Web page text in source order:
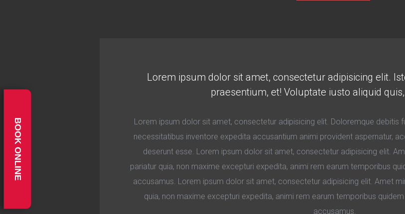
Lorem ipsum dolor sit amet, consectetur adipisicing elit.
praesentium, et! Voluptate iusto aliquid
Lorem ipsum dolor sit amet, consectetur adipisicing elit. Doloremque debitis
necessitatibus inventore expedita accusantium animi provident aspernatur,
deserunt esse. Lorem ipsum dolor sit amet, consectetur adipisicing elit.
pariatur quia, non maxime excepturi expedita, animi rem earum temporibus
accusamus. Lorem ipsum dolor sit amet, consectetur adipisicing elit. Amet
quia, non maxime excepturi expedita, animi rem earum temporibus
accusamus.
BOOK ONLINE